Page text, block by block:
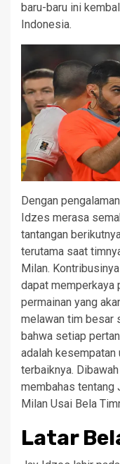
baru-baru ini
Indonesia.
Dengan
Idzes merasa
tantangan
terutama saat
Milan.
dapat memperkaya
permainan yang
melawan tim besar
bahwa setiap
adalah kesempatan
terbaiknya.
membahas tentang
Milan Usai Bela
Latar